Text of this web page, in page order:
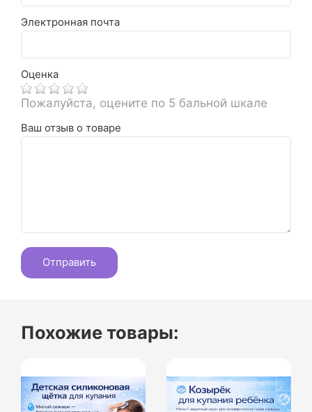
Электронная почта
Оценка
Пожалуйста, оцените по 5 бальной шкале
Ваш отзыв о товаре
Похожие товары: